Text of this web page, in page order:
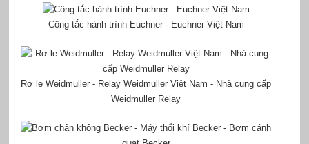
Công tắc hành trình Euchner - Euchner Việt Nam
Rơ le Weidmuller - Relay Weidmuller Việt Nam - Nhà cung cấp
Weidmuller Relay